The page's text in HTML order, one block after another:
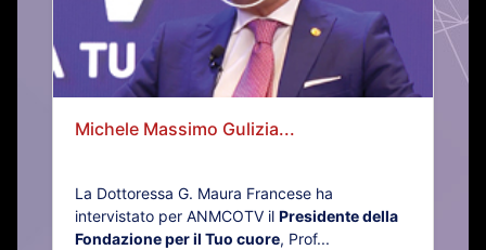
Michele Massimo Gulizia...
La Dottoressa G. Maura Francese ha
intervistato per ANMCOTV il Presidente della
Fondazione per il Tuo cuore, Prof...